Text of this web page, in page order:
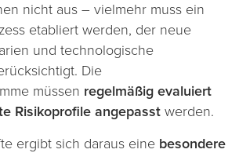
nicht aus – vielmehr muss ein
etabliert werden, der neue
und technologische
Die
müssen regelmäßig evaluiert
Risikoprofile angepasst werden.
ergibt sich daraus eine besondere